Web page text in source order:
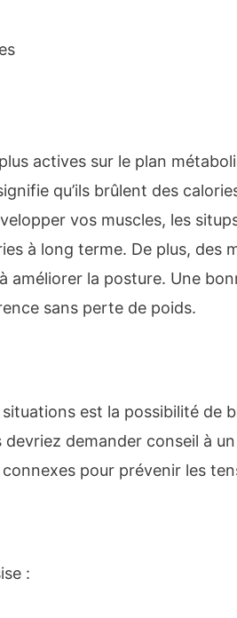
actives sur le plan
qu’ils brûlent des
vos muscles, les
à long terme. De plus, des
améliorer la posture. Une
sans perte de poids.
est la possibilité de
devriez demander conseil à
pour prévenir les
: